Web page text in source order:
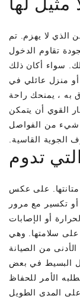
الذي لا يهزم. تم
تقاوم الدخول
سواء أكان ذلك
منزل عائلي في
به ، يمنحك راحة
القوي أن يتمكن
شيء من الفواصل
الجوية القاسية.
التي تدوم
متانتها. على عكس
تكسير مع مرور
أو الإصابات
سلامتها. وهي
من الصيانة
البسيط في بعض
الأمر للحفاظ
المدى الطويل